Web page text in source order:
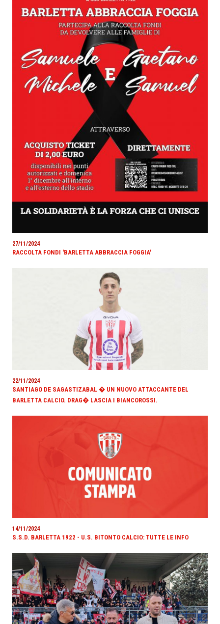
27/11/2024
RACCOLTA FONDI 'BARLETTA ABBRACCIA FOGGIA'
22/11/2024
SANTIAGO DE SAGASTIZABAL � UN NUOVO ATTACCANTE DEL
BARLETTA CALCIO. DRAG� LASCIA I BIANCOROSSI.
14/11/2024
S.S.D. BARLETTA 1922 - U.S. BITONTO CALCIO: TUTTE LE INFO